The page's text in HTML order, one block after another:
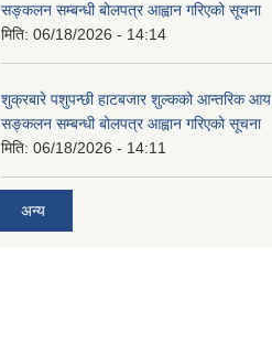
सङ्कलन सम्बन्धी बोलपत्र आह्वान गरिएको सूचना
मिति: 06/18/2026 - 14:14
शुक्रबारे पशुपन्छी हाटबजार शुल्कको आन्तरिक आय
सङ्कलन सम्बन्धी बोलपत्र आह्वान गरिएको सूचना
मिति: 06/18/2026 - 14:11
अन्य